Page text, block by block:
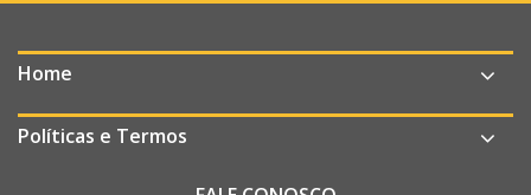
Home
Políticas e Termos